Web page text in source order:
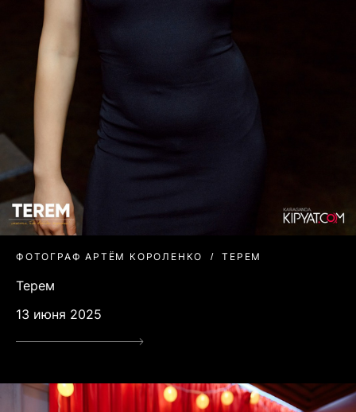
ФОТОГРАФ АРТЁМ КОРОЛЕНКО ТЕРЕМ
Терем
13 июня 2025